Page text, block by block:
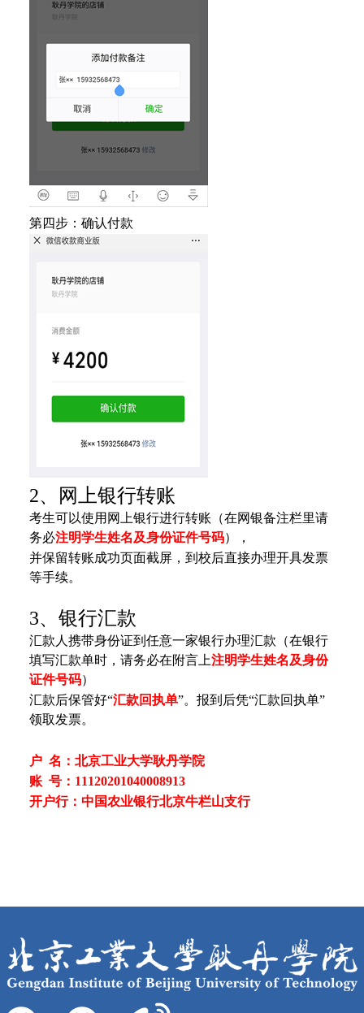
第四步：确认付款
2、网上银行转账
考生可以使用网上银行进行转账（在网银备注栏里请
务必注明学生姓名及身份证件号码），
并保留转账成功页面截屏，到校后直接办理开具发票
等手续。
3、银行汇款
汇款人携带身份证到任意一家银行办理汇款（在银行
填写汇款单时，请务必在附言上注明学生姓名及身份
证件号码）
汇款后保管好“汇款回执单”。报到后凭“汇款回执单”
领取发票。
户 名：北京工业大学耿丹学院
账 号：11120201040008913
开户行：中国农业银行北京牛栏山支行